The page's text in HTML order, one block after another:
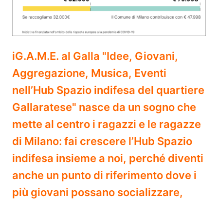
iG.A.M.E. al Galla "Idee, Giovani,
Aggregazione, Musica, Eventi
nell’Hub Spazio indifesa del quartiere
Gallaratese" nasce da un sogno che
mette al centro i ragazzi e le ragazze
di Milano: fai crescere l’Hub Spazio
indifesa insieme a noi, perché diventi
anche un punto di riferimento dove i
più giovani possano socializzare,